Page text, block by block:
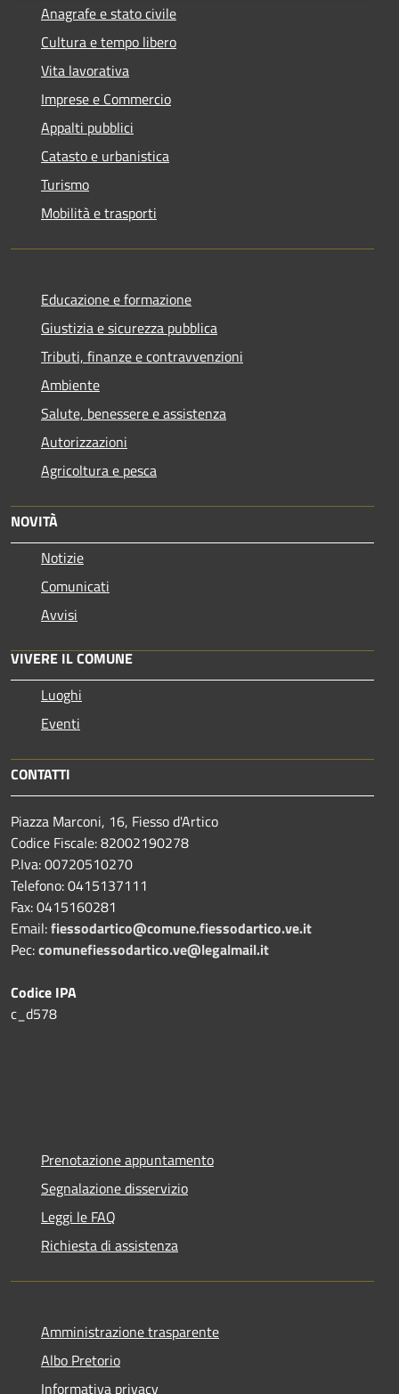
Anagrafe e stato civile
Cultura e tempo libero
Vita lavorativa
Imprese e Commercio
Appalti pubblici
Catasto e urbanistica
Turismo
Mobilità e trasporti
Educazione e formazione
Giustizia e sicurezza pubblica
Tributi, finanze e contravvenzioni
Ambiente
Salute, benessere e assistenza
Autorizzazioni
Agricoltura e pesca
NOVITÀ
Notizie
Comunicati
Avvisi
VIVERE IL COMUNE
Luoghi
Eventi
CONTATTI
Piazza Marconi, 16, Fiesso d'Artico
Codice Fiscale: 82002190278
P.Iva: 00720510270
Telefono:0415137111
Fax:0415160281
Email:fiessodartico@comune.fiessodartico.ve.it
Pec:comunefiessodartico.ve@legalmail.it
Codice IPA
c_d578
Prenotazione appuntamento
Segnalazione disservizio
Leggi le FAQ
Richiesta di assistenza
Amministrazione trasparente
Albo Pretorio
Informativa privacy